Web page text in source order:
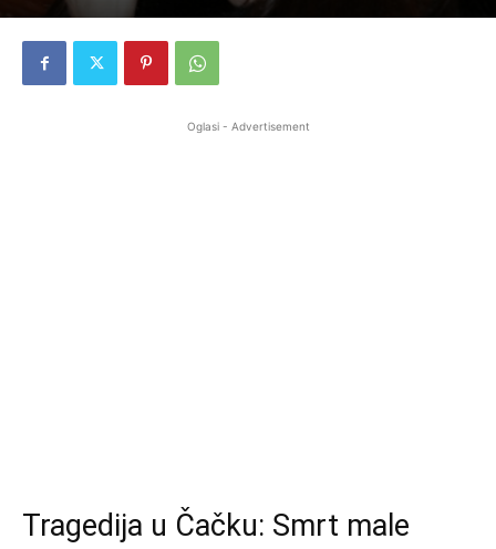
Oglasi - Advertisement
Tragedija u Čačku: Smrt male